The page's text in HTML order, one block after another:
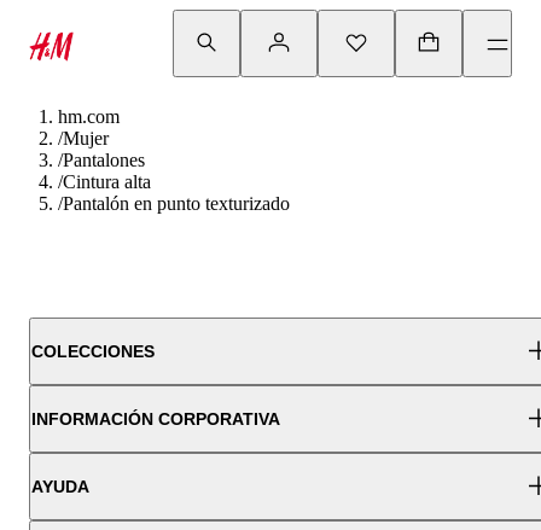
hm.com
/Mujer
/Pantalones
/Cintura alta
/Pantalón en punto texturizado
COLECCIONES
INFORMACIÓN CORPORATIVA
AYUDA